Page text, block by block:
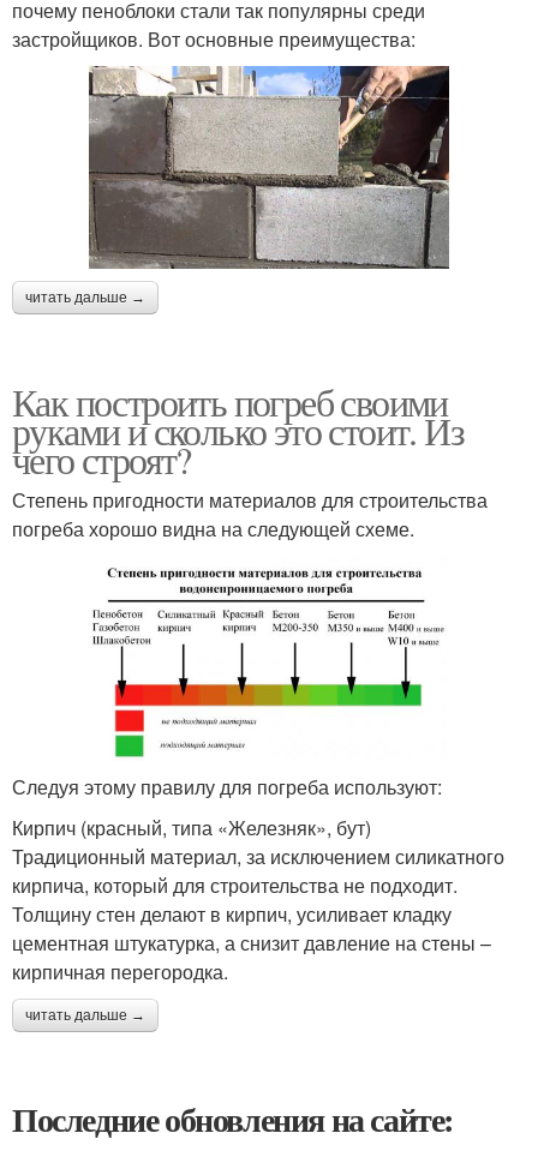
почему пеноблоки стали так популярны среди
застройщиков. Вот основные преимущества:
читать дальше →
Как построить погреб своими
руками и сколько это стоит. Из
чего строят?
Степень пригодности материалов для строительства
погреба хорошо видна на следующей схеме.
Следуя этому правилу для погреба используют:
Кирпич (красный, типа «Железняк», бут)
Традиционный материал, за исключением силикатного
кирпича, который для строительства не подходит.
Толщину стен делают в кирпич, усиливает кладку
цементная штукатурка, а снизит давление на стены –
кирпичная перегородка.
читать дальше →
Последние обновления на сайте: